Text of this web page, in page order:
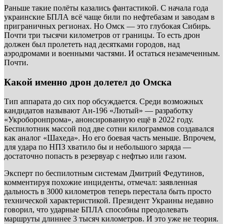
Раньше такие полёты казались фантастикой. С начала года
украинские БПЛА всё чаще били по нефтебазам и заводам в
приграничных регионах. Но Омск — это глубокая Сибирь.
Почти три тысячи километров от границы. То есть дрон
должен был пролететь над десятками городов, над
аэродромами и военными частями. И остаться незамеченным.
Почти.
Какой именно дрон долетел до Омска
Тип аппарата до сих пор обсуждается. Среди возможных
кандидатов называют Ан-196 «Лютый» — разработку
«Укроборонпрома», анонсированную ещё в 2022 году.
Беспилотник массой под две сотни килограммов создавался
как аналог «Шахеда». Но его боевая часть меньше. Впрочем,
для удара по НПЗ хватило бы и небольшого заряда —
достаточно попасть в резервуар с нефтью или газом.
Эксперт по беспилотным системам Дмитрий Федутинов,
комментируя похожие инциденты, отмечал: заявленная
дальность в 3000 километров теперь перестала быть просто
технической характеристикой. Президент Украины недавно
говорил, что ударные БПЛА способны преодолевать
маршруты длиннее 3 тысяч километров. И это уже не теория.